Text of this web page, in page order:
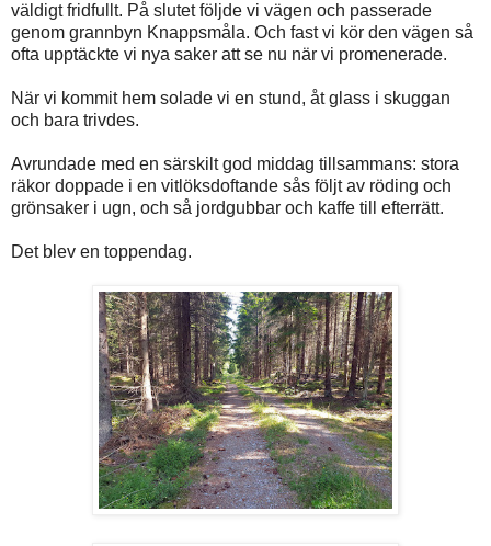
väldigt fridfullt. På slutet följde vi vägen och passerade
genom grannbyn Knappsmåla. Och fast vi kör den vägen så
ofta upptäckte vi nya saker att se nu när vi promenerade.
När vi kommit hem solade vi en stund, åt glass i skuggan
och bara trivdes.
Avrundade med en särskilt god middag tillsammans: stora
räkor doppade i en vitlöksdoftande sås följt av röding och
grönsaker i ugn, och så jordgubbar och kaffe till efterrätt.
Det blev en toppendag.